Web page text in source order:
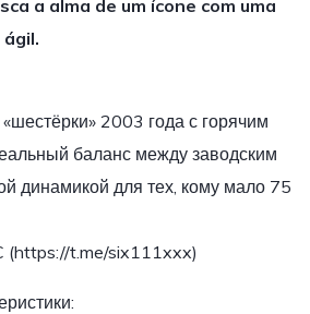
a alma de um ícone com uma
2003 года с горячим
баланс между заводским
динамикой для тех, кому мало 75
(https://t.me/six111xxx)